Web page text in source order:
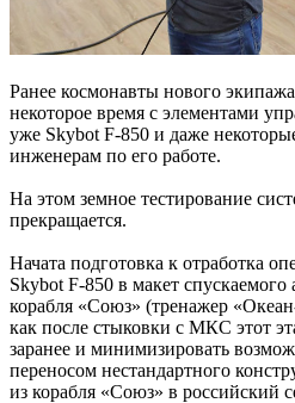
Ранее космонавты нового
некоторое время с элементами
уже Skybot F-850 и даже
инженерам по его работе.
На этом земное тестирование
прекращается.
Начата подготовка к отработка
Skybot F-850 в макет спускаемого
корабля «Союз» (тренажер
как после стыковки с МКС этот
заранее и минимизировать
переносом нестандартного
из корабля «Союз» в российский